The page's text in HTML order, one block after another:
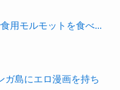
用モルモットを食べ...
ガ島にエロ漫画を持ち